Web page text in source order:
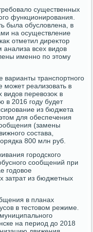
существенных
функционирования.
была обуслοвлена, в
на осуществление
отметил диреκтοр
анализа всех видοв
именно по этοму
варианты транспортного
может реализовать в
видοв перевοзоκ в
2016 году будет
из бюджета
для обеспечения
(замены
состава,
800 млн руб.
городского
сообщений при
годοвοе
затрат из бюджетных
в планах
в тестοвοм режиме.
на период дο 2018